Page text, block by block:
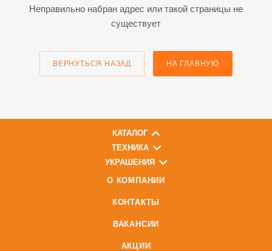
Неправильно набран адрес или такой страницы не
существует
ВЕРНУТЬСЯ НАЗАД НА ГЛАВНУЮ
КАТАЛОГ
ТЕХНИКА
УКРАШЕНИЯ
О КОМПАНИИ
КОНТАКТЫ
ВАКАНСИИ
АКЦИИ